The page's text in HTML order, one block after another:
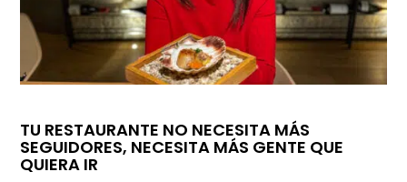
TU RESTAURANTE NO NECESITA MÁS
SEGUIDORES, NECESITA MÁS GENTE QUE
QUIERA IR